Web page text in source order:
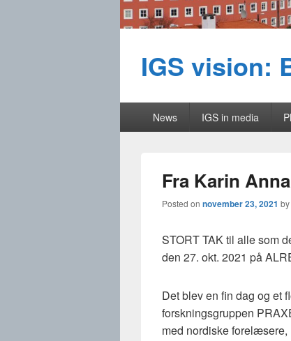
IGS vision:
News IGS in media
Fra Karin
Posted on november 23, 2021 by
STORT TAK til alle som
den 27. okt. 2021 på
Det blev en fin dag og et
forskningsgruppen
med nordiske forelæsere,